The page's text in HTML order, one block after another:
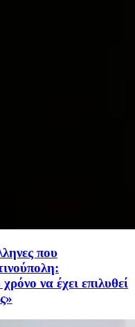
που
να έχει επιλυθεί